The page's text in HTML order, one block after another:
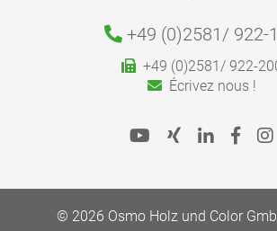
Aller au calculateur de rendement
+49 (0)2581/ 922-
+49 (0)2581/ 922-
Écrivez nous !
© 2026 Osmo Holz und Color